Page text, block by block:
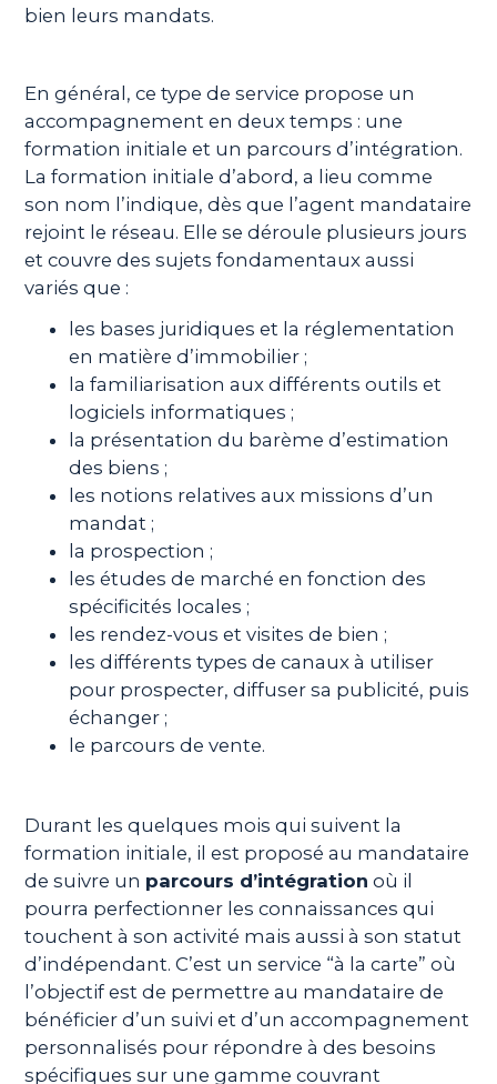
bien leurs mandats.
En général, ce type de service propose un
accompagnement en deux temps : une
formation initiale et un parcours d’intégration.
La formation initiale d’abord, a lieu comme
son nom l’indique, dès que l’agent mandataire
rejoint le réseau. Elle se déroule plusieurs jours
et couvre des sujets fondamentaux aussi
variés que :
les bases juridiques et la réglementation
en matière d’immobilier ;
la familiarisation aux différents outils et
logiciels informatiques ;
la présentation du barème d’estimation
des biens ;
les notions relatives aux missions d’un
mandat ;
la prospection ;
les études de marché en fonction des
spécificités locales ;
les rendez-vous et visites de bien ;
les différents types de canaux à utiliser
pour prospecter, diffuser sa publicité, puis
échanger ;
le parcours de vente.
Durant les quelques mois qui suivent la
formation initiale, il est proposé au mandataire
de suivre un parcours d’intégration où il
pourra perfectionner les connaissances qui
touchent à son activité mais aussi à son statut
d’indépendant. C’est un service “à la carte” où
l’objectif est de permettre au mandataire de
bénéficier d’un suivi et d’un accompagnement
personnalisés pour répondre à des besoins
spécifiques sur une gamme couvrant